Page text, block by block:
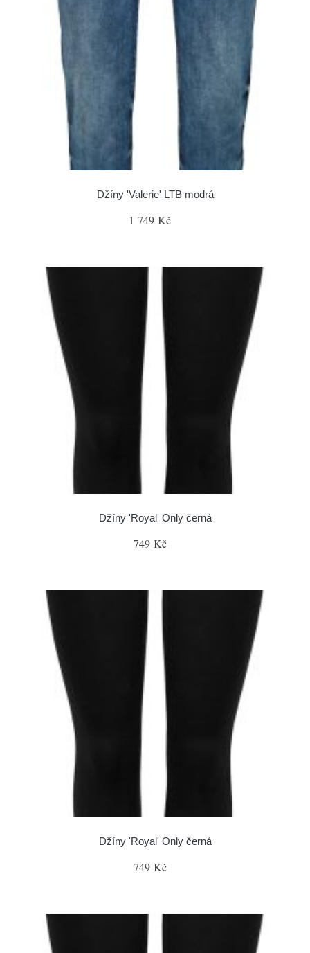
Džíny 'Valerie' LTB modrá
1 749 Kč
Džíny 'Royal' Only černá
749 Kč
Džíny 'Royal' Only černá
749 Kč